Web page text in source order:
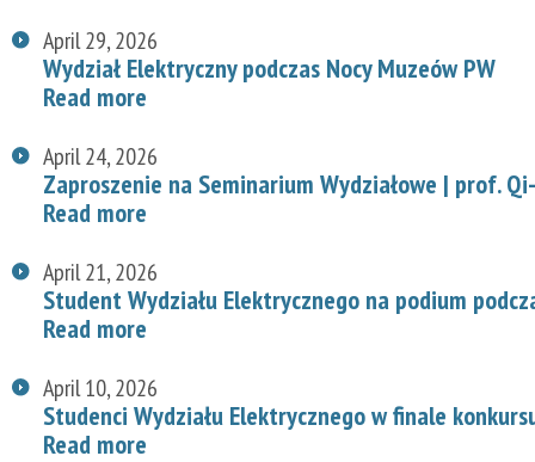
April 29, 2026
Wydział Elektryczny podczas Nocy Muzeów PW
Read more
April 24, 2026
Zaproszenie na Seminarium Wydziałowe | prof.
Read more
April 21, 2026
Student Wydziału Elektrycznego na podium
Read more
April 10, 2026
Studenci Wydziału Elektrycznego w finale
Read more